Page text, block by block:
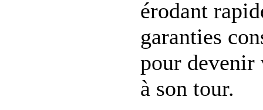
érodant
garanties
pour devenir
à son tour.